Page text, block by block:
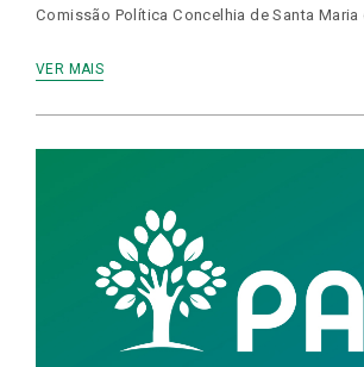
Comissão Política Concelhia de Santa Maria
VER MAIS